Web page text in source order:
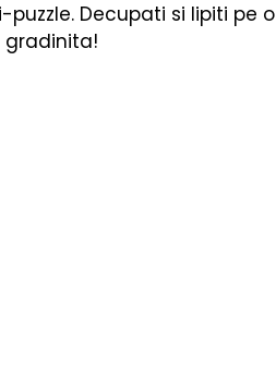
Muzică Clasică
Decupati si lipiti pe o
gradinita!